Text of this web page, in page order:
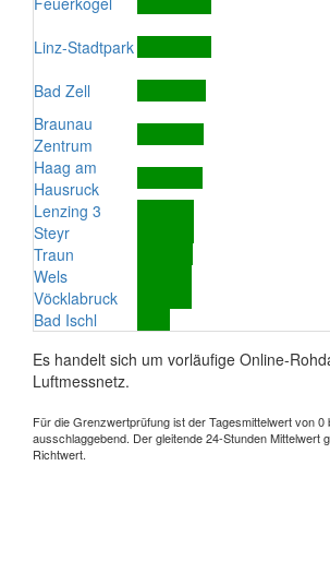
Linz-Stadtpark
Bad Zell
Braunau
Zentrum
Haag am
Hausruck
Lenzing 3
Steyr
Traun
Wels
Vöcklabruck
Bad Ischl
Es handelt sich um vorläufige Online-
Luftmessnetz.
Für die Grenzwertprüfung ist der Tagesmittelwert von 0
ausschlaggebend. Der gleitende 24-Stunden Mittelwert
Richtwert.